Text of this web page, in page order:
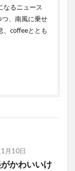
なるニュース
、南風に乗せ
、coffeeととも
月10日
かわいいけ